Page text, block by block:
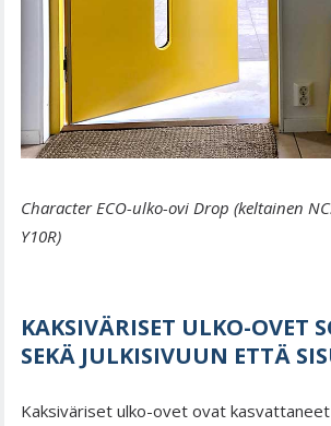
Character ECO-ulko-ovi Drop (keltainen
Y10R)
KAKSIVÄRISET ULKO-OVET
SEKÄ JULKISIVUUN ETTÄ
Kaksiväriset ulko-ovet ovat